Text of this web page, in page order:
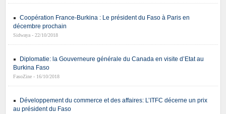
Coopération France-Burkina : Le président du Faso à Paris en
décembre prochain
Sidwaya - 22/10/2018
Diplomatie: la Gouverneure générale du Canada en visite d’Etat au
Burkina Faso
FasoZine - 16/10/2018
Développement du commerce et des affaires: L’ITFC décerne un prix
au président du Faso